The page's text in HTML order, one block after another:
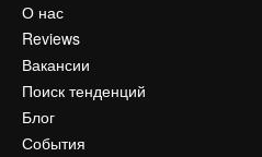
О нас
Reviews
Вакансии
Поиск тенденций
Блог
События